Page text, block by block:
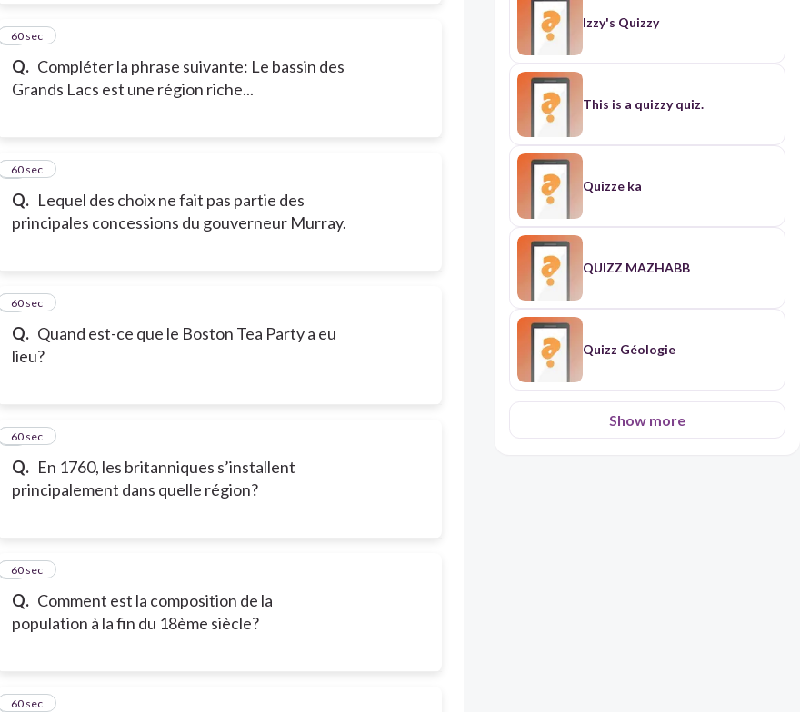
Q. Compléter la phrase suivante: Le bassin des
Grands Lacs est une région riche...
360 sec
Q. Lequel des choix ne fait pas partie des
principales concessions du gouverneur Murray.
460 sec
Q. Quand est-ce que le Boston Tea Party a eu
lieu?
560 sec
Q. En 1760, les britanniques s’installent
principalement dans quelle région?
660 sec
Q. Comment est la composition de la
population à la fin du 18ème siècle?
760 sec
860 sec
Izzy's Quizzy
This is a quizzy quiz.
Quizze ka
QUIZZ MAZHABB
Quizz Géologie
Show more